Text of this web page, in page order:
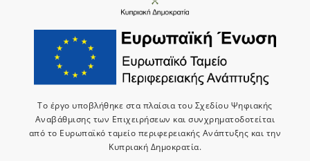
Το έργο υποβλήθηκε στα πλαίσια του Σχεδίου Ψηφιακής
Αναβάθμισης των Επιχειρήσεων και συνχρηματοδοτείται
από το Ευρωπαϊκό ταμείο περιφερειακής Ανάπτυξης και την
Κυπριακή Δημοκρατία.